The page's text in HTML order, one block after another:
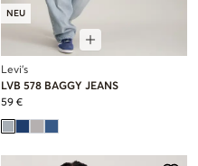
NEU
Levi's
LVB 578 BAGGY JEANS
59 €